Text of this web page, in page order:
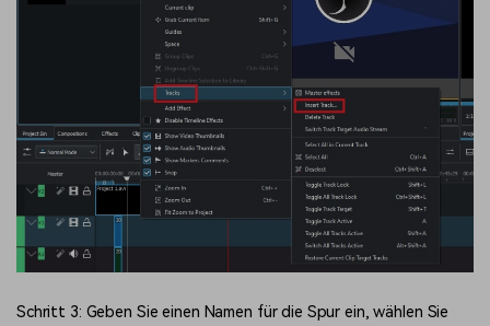
Schritt 3: Geben Sie einen Namen für die Spur ein, wählen Sie